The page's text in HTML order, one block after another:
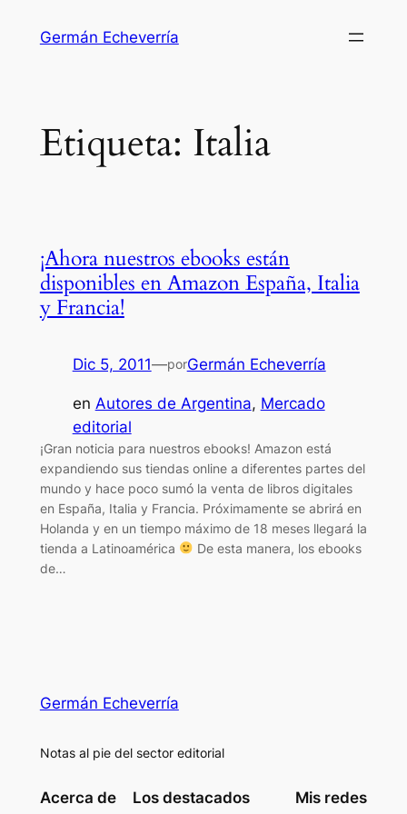
Germán Echeverría
Etiqueta: Italia
¡Ahora nuestros ebooks están
disponibles en Amazon España, Italia
y Francia!
Dic 5, 2011—porGermán Echeverría
en Autores de Argentina, Mercado
editorial
¡Gran noticia para nuestros ebooks! Amazon está
expandiendo sus tiendas online a diferentes partes del
mundo y hace poco sumó la venta de libros digitales
en España, Italia y Francia. Próximamente se abrirá en
Holanda y en un tiempo máximo de 18 meses llegará la
tienda a Latinoamérica
De esta manera, los ebooks
de…
Germán Echeverría
Notas al pie del sector editorial
Acerca de Los destacados Mis redes